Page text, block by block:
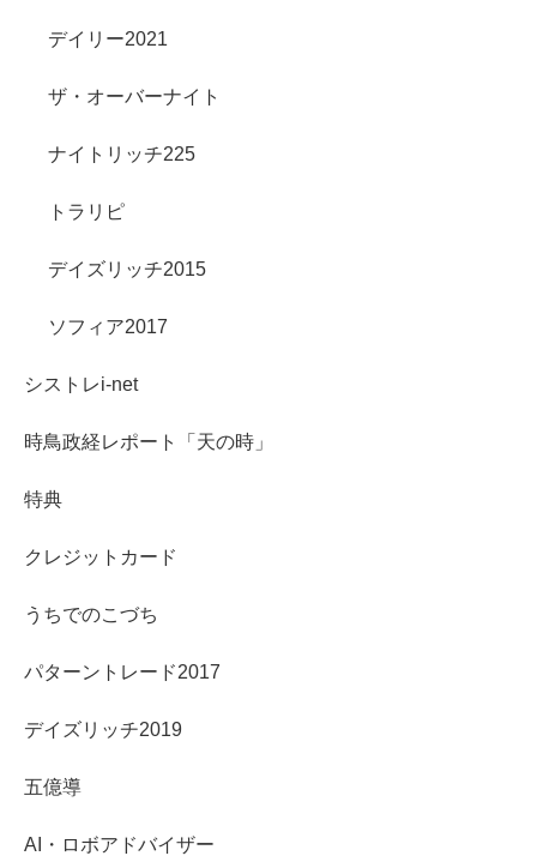
デイリー2021
ザ・オーバーナイト
ナイトリッチ225
トラリピ
デイズリッチ2015
ソフィア2017
シストレi-net
時鳥政経レポート「天の時」
特典
クレジットカード
うちでのこづち
パターントレード2017
デイズリッチ2019
五億導
AI・ロボアドバイザー